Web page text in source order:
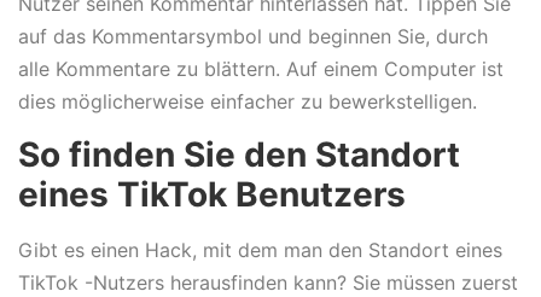
auf das Kommentarsymbol und beginnen Sie, durch
alle Kommentare zu blättern. Auf einem Computer ist
dies möglicherweise einfacher zu bewerkstelligen.
So finden Sie den Standort
eines TikTok Benutzers
Gibt es einen Hack, mit dem man den Standort eines
TikTok -Nutzers herausfinden kann? Sie müssen zuerst